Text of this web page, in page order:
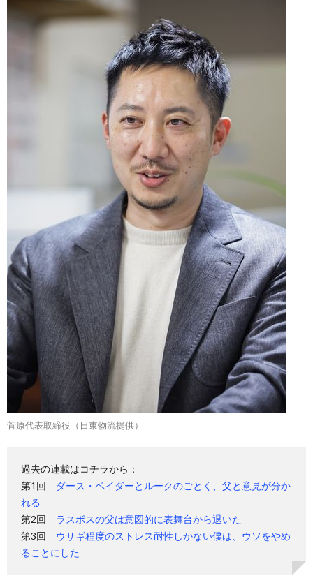
菅原代表取締役（日東物流提供）
過去の連載はコチラから：
第1回
ダース・ベイダーとルークのごとく、父と意見が分か
れる
第2回 ラスボスの父は意図的に表舞台から退いた
第3回 ウサギ程度のストレス耐性しかない僕は、ウソをやめ
ることにした